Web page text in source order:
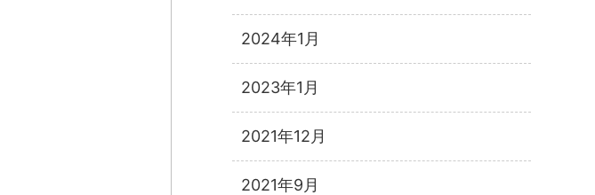
2024年1月
2023年1月
2021年12月
2021年9月